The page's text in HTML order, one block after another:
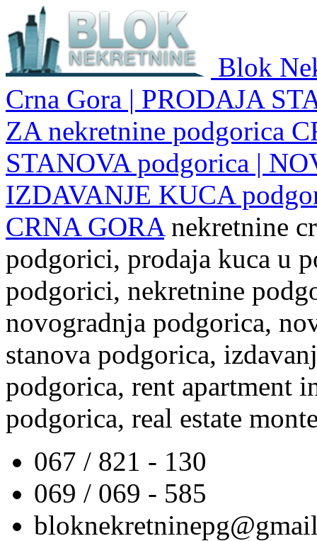
Blok
Crna Gora | PRODAJA
ZA nekretnine podgorica
STANOVA podgorica |
IZDAVANJE KUCA
CRNA GORA nekretnine
podgorici, prodaja kuca u
podgorici, nekretnine
novogradnja podgorica,
stanova podgorica,
podgorica, rent apartment
podgorica, real estate
067 / 821 - 130
069 / 069 - 585